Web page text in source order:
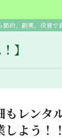
約、副業、投資で
】
もレン
しよう！！